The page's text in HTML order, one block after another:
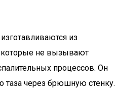
из
которые не вызывают
процессов. Он
таза через брюшную стенку.